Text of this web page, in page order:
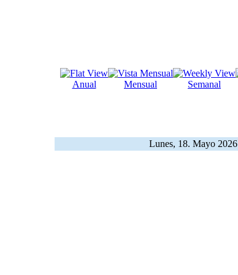
Anual Mensual Semanal
Lunes, 18. Mayo 2026